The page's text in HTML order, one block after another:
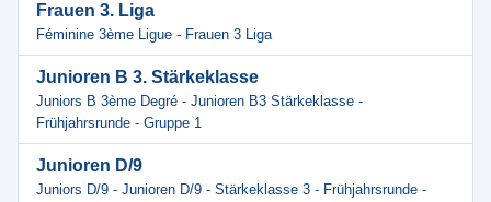
Frauen 3. Liga
Féminine 3ème Ligue - Frauen 3 Liga
Junioren B 3. Stärkeklasse
Juniors B 3ème Degré - Junioren B3 Stärkeklasse -
Frühjahrsrunde - Gruppe 1
Junioren D/9
Juniors D/9 - Junioren D/9 - Stärkeklasse 3 - Frühjahrsrunde -